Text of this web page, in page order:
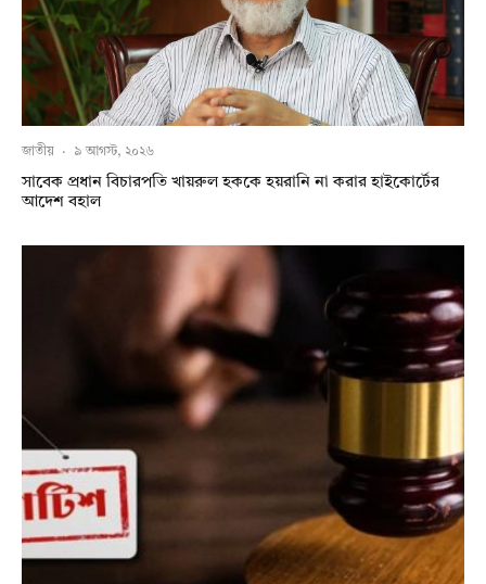
জাতীয় · ৯ আগস্ট, ২০২৬
সাবেক প্রধান বিচারপতি খায়রুল হককে হয়রানি না করার হাইকোর্টের
আদেশ বহাল